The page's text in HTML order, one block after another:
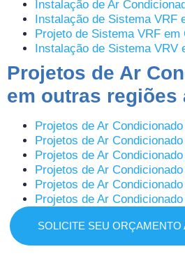
Instalação de Ar
Instalação de Sistema VRF
Projeto de Sistema VRF em
Instalação de Sistema VRV
Projetos de Ar
em outras regiões
Projetos de Ar
Projetos de Ar
Projetos de Ar
Projetos de Ar
Projetos de Ar
Projetos de Ar
SOLICITE SEU ORÇAMENTO